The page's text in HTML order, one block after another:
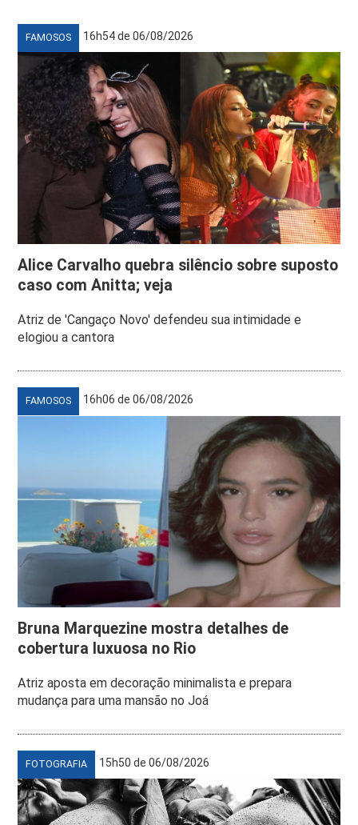
FAMOSOS 16h54 de 06/08/2026
Alice Carvalho quebra silêncio sobre suposto
caso com Anitta; veja
Atriz de 'Cangaço Novo' defendeu sua intimidade e
elogiou a cantora
FAMOSOS 16h06 de 06/08/2026
Bruna Marquezine mostra detalhes de
cobertura luxuosa no Rio
Atriz aposta em decoração minimalista e prepara
mudança para uma mansão no Joá
FOTOGRAFIA 15h50 de 06/08/2026